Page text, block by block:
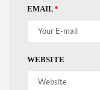
EMAIL*
WEBSITE